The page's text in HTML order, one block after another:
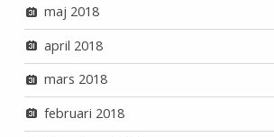
maj 2018
april 2018
mars 2018
februari 2018